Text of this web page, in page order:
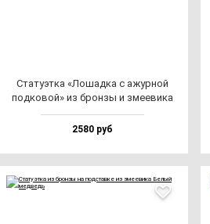
Ста­ту­эт­ка «Лошад­ка с ажур­ной
под­ко­вой» из брон­зы и зме­еви­ка
2580 руб